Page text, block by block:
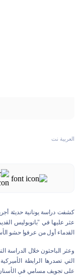
العربية نت
كشفت دراسة يونانية حديثة
عثر عليها في "بانوبوليس
القدماء أول من عرفوا حشو
وعثر الباحثون خلال الدراسة
التي تصدرها الرابطة